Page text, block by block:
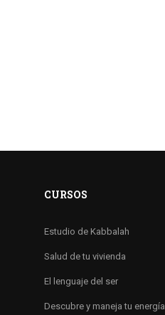
CURSOS
Estudio de Kabbalah
Salud de tu vivienda
El lenguaje del ser
Descubre y maneja tu energía